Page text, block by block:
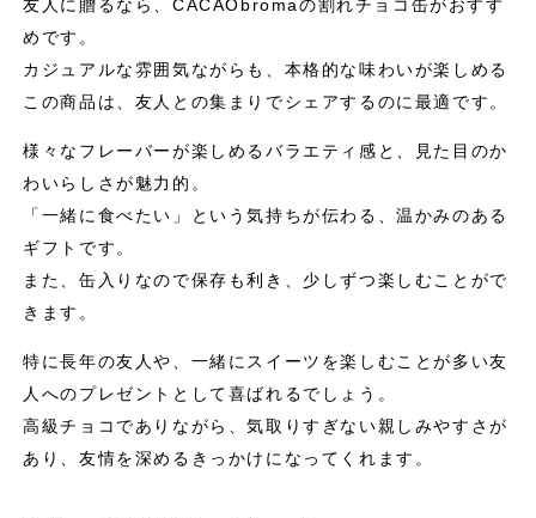
友人に贈るなら、CACAObromaの割れチョコ缶がおすす
めです。
カジュアルな雰囲気ながらも、本格的な味わいが楽しめる
この商品は、友人との集まりでシェアするのに最適です。
様々なフレーバーが楽しめるバラエティ感と、見た目のか
わいらしさが魅力的。
「一緒に食べたい」という気持ちが伝わる、温かみのある
ギフトです。
また、缶入りなので保存も利き、少しずつ楽しむことがで
きます。
特に長年の友人や、一緒にスイーツを楽しむことが多い友
人へのプレゼントとして喜ばれるでしょう。
高級チョコでありながら、気取りすぎない親しみやすさが
あり、友情を深めるきっかけになってくれます。